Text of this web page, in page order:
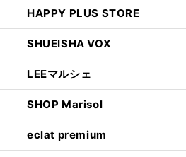
HAPPY PLUS STORE
SHUEISHA VOX
LEEマルシェ
SHOP Marisol
eclat premium